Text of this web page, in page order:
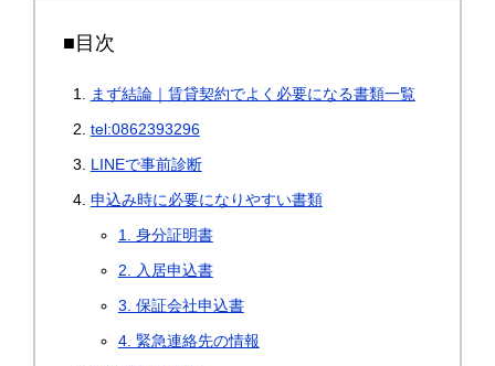
■目次
まず結論｜賃貸契約でよく必要になる書類一覧
tel:0862393296
LINEで事前診断
申込み時に必要になりやすい書類
1. 身分証明書
2. 入居申込書
3. 保証会社申込書
4. 緊急連絡先の情報